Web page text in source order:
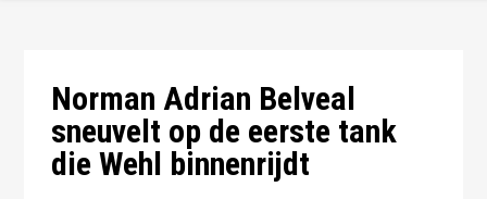
Norman Adrian Belveal
sneuvelt op de eerste tank
die Wehl binnenrijdt